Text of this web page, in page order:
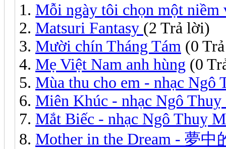
Mỗi ngày tôi chọn một
Matsuri Fantasy (2 Trả lời)
Mười chín Tháng Tám (0
Mẹ Việt Nam anh hùng (0
Mùa thu cho em - nhạc Ngô
Miên Khúc - nhạc Ngô
Mắt Biếc - nhạc Ngô Thuỵ
Mother in the Dream - 夢